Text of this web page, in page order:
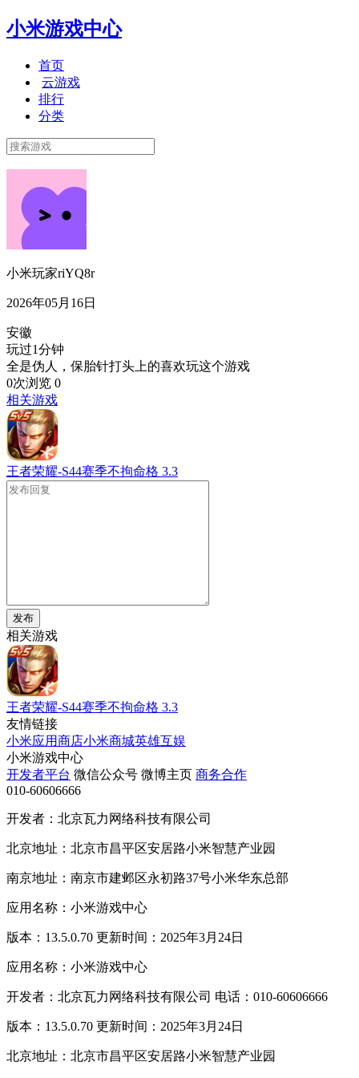
小米游戏中心
首页
云游戏
排行
分类
小米玩家riYQ8r
2026年05月16日
安徽
玩过1分钟
全是伪人，保胎针打头上的喜欢玩这个游戏
0次浏览 0
相关游戏
王者荣耀-S44赛季不拘命格 3.3
发布
相关游戏
王者荣耀-S44赛季不拘命格 3.3
友情链接
小米应用商店小米商城英雄互娱
小米游戏中心
开发者平台 微信公众号 微博主页 商务合作
010-60606666
开发者：北京瓦力网络科技有限公司
北京地址：北京市昌平区安居路小米智慧产业园
南京地址：南京市建邺区永初路37号小米华东总部
应用名称：小米游戏中心
版本：13.5.0.70 更新时间：2025年3月24日
应用名称：小米游戏中心
开发者：北京瓦力网络科技有限公司 电话：010-60606666
版本：13.5.0.70 更新时间：2025年3月24日
北京地址：北京市昌平区安居路小米智慧产业园